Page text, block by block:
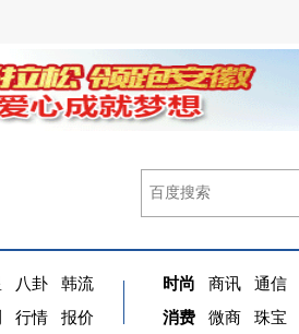
八卦
韩流
行情 报价
时尚 商讯 通信
消费
微商 珠宝